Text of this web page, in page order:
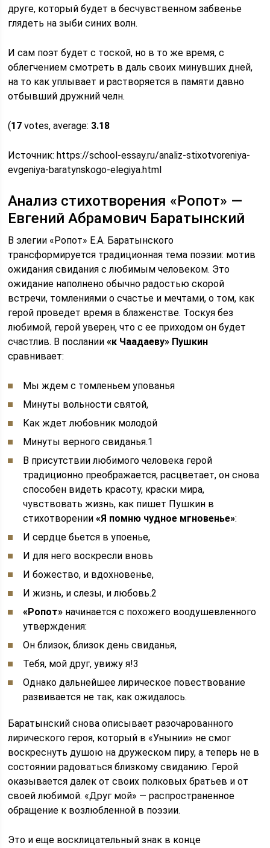
друге, который будет в бесчувственном забвенье
глядеть на зыби синих волн.
И сам поэт будет с тоской, но в то же время, с
облегчением смотреть в даль своих минувших дней,
на то как уплывает и растворяется в памяти давно
отбывший дружний челн.
(17 votes, average: 3.18
Источник:https://school-essay.ru/analiz-stixotvoreniya-
evgeniya-baratynskogo-elegiya.html
Анализ стихотворения «Ропот» —
Евгений Абрамович Баратынский
В элегии «Ропот» Е.А. Баратынского
трансформируется традиционная тема поэзии: мотив
ожидания свидания с любимым человеком. Это
ожидание наполнено обычно радостью скорой
встречи, томлениями о счастье и мечтами, о том, как
герой проведет время в блаженстве. Тоскуя без
любимой, герой уверен, что с ее приходом он будет
счастлив. В послании«к Чаадаеву» Пушкин
сравнивает:
Мы ждем с томленьем упованья
Минуты вольности святой,
Как ждет любовник молодой
Минуты верного свиданья.1
В присутствии любимого человека герой
традиционно преображается, расцветает, он снова
способен видеть красоту, краски мира,
чувствовать жизнь, как пишет Пушкин в
стихотворении«Я помню чудное мгновенье»:
И сердце бьется в упоенье,
И для него воскресли вновь
И божество, и вдохновенье,
И жизнь, и слезы, и любовь.2
«Ропот» начинается с похожего воодушевленного
утверждения:
Он близок, близок день свиданья,
Тебя, мой друг, увижу я!3
Однако дальнейшее лирическое повествование
развивается не так, как ожидалось.
Баратынский снова описывает разочарованного
лирического героя, который в «Унынии» не смог
воскреснуть душою на дружеском пиру, а теперь не в
состоянии радоваться близкому свиданию. Герой
оказывается далек от своих полковых братьев и от
своей любимой. «Друг мой» — распространенное
обращение к возлюбленной в поэзии.
Это и еще восклицательный знак в конце